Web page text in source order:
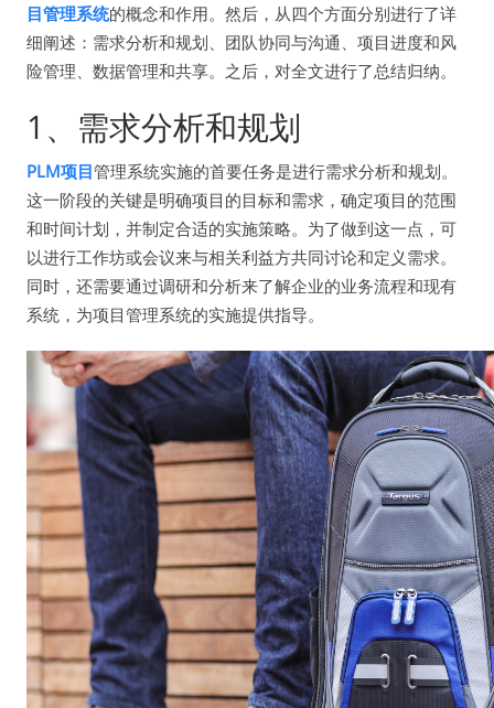
目管理系统的概念和作用。然后，从四个方面分别进行了详
细阐述：需求分析和规划、团队协同与沟通、项目进度和风
险管理、数据管理和共享。之后，对全文进行了总结归纳。
1、需求分析和规划
PLM项目管理系统实施的首要任务是进行需求分析和规划。
这一阶段的关键是明确项目的目标和需求，确定项目的范围
和时间计划，并制定合适的实施策略。为了做到这一点，可
以进行工作坊或会议来与相关利益方共同讨论和定义需求。
同时，还需要通过调研和分析来了解企业的业务流程和现有
系统，为项目管理系统的实施提供指导。